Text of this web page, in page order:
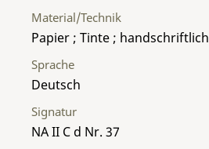
Material/Technik
Papier ; Tinte ; handschriftlich
Sprache
Deutsch
Signatur
NA II C d Nr. 37